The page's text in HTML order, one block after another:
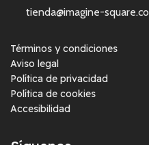
tienda@imagine-
Términos y condiciones
Aviso legal
Política de privacidad
Política de cookies
Accesibilidad